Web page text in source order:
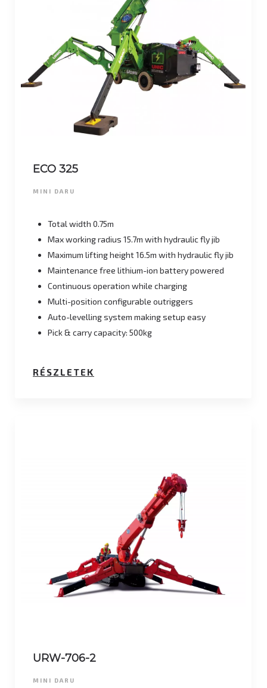
ECO 325
MINI DARU
Total width 0.75m
Max working radius 15.7m with hydraulic fly jib
Maximum lifting height 16.5m with hydraulic fly jib
Maintenance free lithium-ion battery powered
Continuous operation while charging
Multi-position configurable outriggers
Auto-levelling system making setup easy
Pick & carry capacity: 500kg
RÉSZLETEK
URW-706-2
MINI DARU